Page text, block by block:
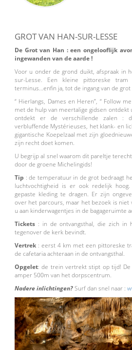
GROT VAN HAN-SUR-LESSE
De Grot van Han : een ongelooflijk
ingewanden van de aarde !
Voor u onder de grond duikt, afspraak in
sur-Lesse. Een kleine pittoreske
terminus...enfin ja, tot de ingang van de grot
“ Hierlangs, Dames en Heren”, “ Follow
met de hulp van meertalige gidsen ontdekt
ontdekt er de verschillende zalen :
verbluffende Mystérieuses, het klank- en
gigantische Koepelzaal met zijn
zijn recht doet komen.
U begrijp al snel waarom dit pareltje
door de groene Michelingids!
Tip : de temperatuur in de grot bedraagt
luchtvochtigheid is er ook redelijk
gepaste kleding te dragen. Er zijn
over het parcours, maar het bezoek is niet
u aan kinderwagentjes in de bagageruimte
Tickets : in de ontvangsthal, die zich in
tegenover de kerk bevindt.
Vertrek : eerst 4 km met een pittoreske
de cafetaria achteraan in de ontvangsthal.
Opgelet: de trein vertrekt stipt op tijd!
amper 500m van het dorpscentrum.
Nadere inlichtingen?Surf dan snel naar :